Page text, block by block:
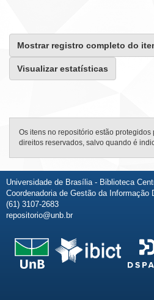
Mostrar registro completo do
Visualizar estatísticas
Os itens no repositório estão protegidos
direitos reservados, salvo quando é
Universidade de Brasília - Biblioteca
Coordenadoria de Gestão da Informação
(61) 3107-2683
repositorio@unb.br